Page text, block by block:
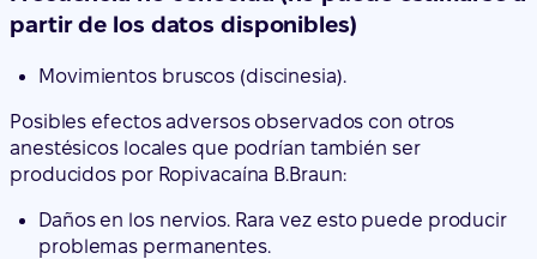
anestésicos locales que podrían también ser
producidos por Ropivacaína B.
Daños en los nervios. Rara vez esto puede producir
problemas permanentes.
El cuerpo entero puede quedar insensibilizado
(anestesiado), si se inyecta demasiada Ropivacaína B.
Braun en el líquido raquídeo.